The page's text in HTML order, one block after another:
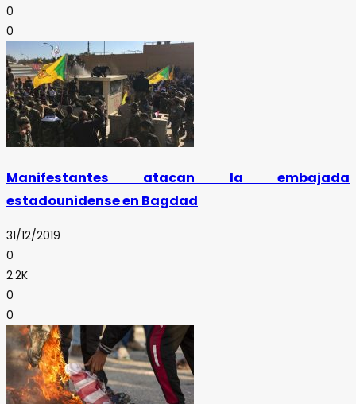
0
0
Manifestantes atacan la embajada
estadounidense en Bagdad
31/12/2019
0
2.2K
0
0